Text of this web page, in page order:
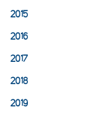
2015
2016
2017
2018
2019